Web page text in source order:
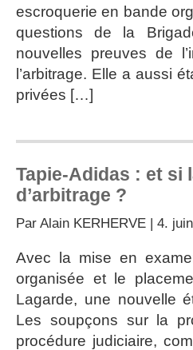
escroquerie en bande
questions de la
nouvelles preuves de
l’arbitrage. Elle a aussi
privées […]
Tapie-Adidas : et si
d’arbitrage ?
Par Alain KERHERVE | 4.
Avec la mise en
organisée et le
Lagarde, une nouvelle
Les soupçons sur la
procédure judiciaire,